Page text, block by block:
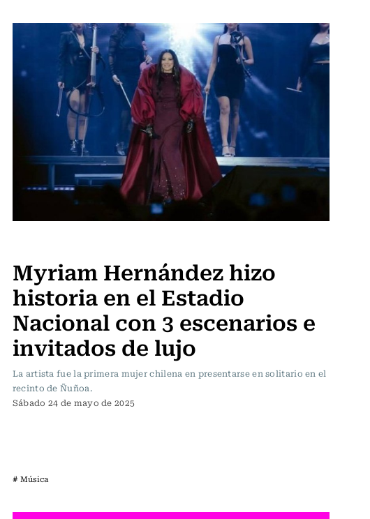
Myriam Hernández hizo
historia en el Estadio
Nacional con 3 escenarios e
invitados de lujo
La artista fue la primera mujer chilena en presentarse en solitario en el
recinto de Ñuñoa.
Sábado 24 de mayo de 2025
# Música